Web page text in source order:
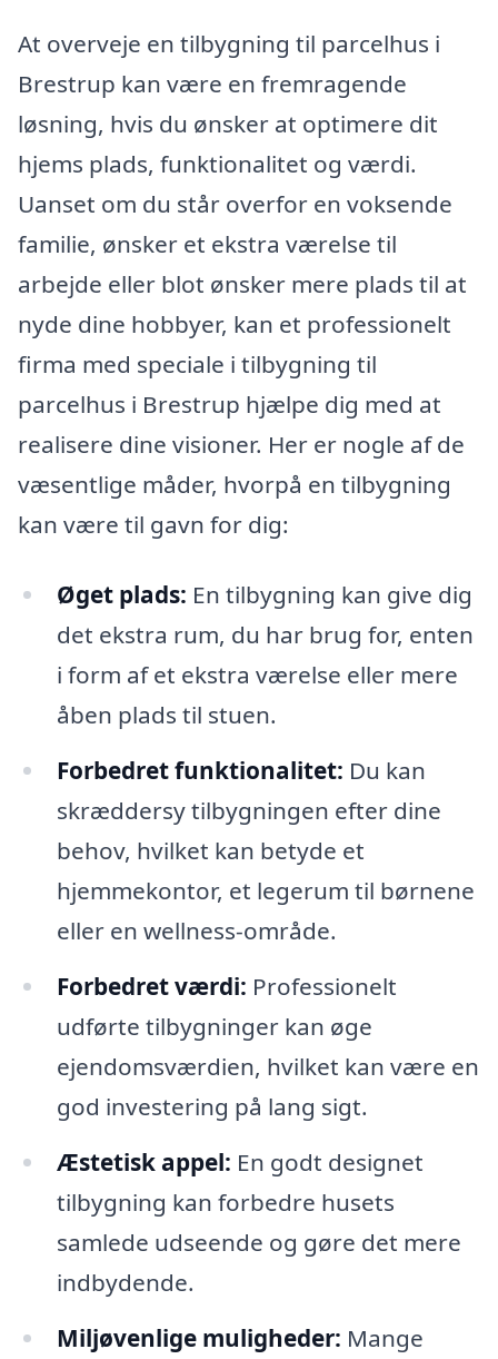
At overveje en tilbygning til parcelhus i
Brestrup kan være en fremragende
løsning, hvis du ønsker at optimere dit
hjems plads, funktionalitet og værdi.
Uanset om du står overfor en voksende
familie, ønsker et ekstra værelse til
arbejde eller blot ønsker mere plads til at
nyde dine hobbyer, kan et professionelt
firma med speciale i tilbygning til
parcelhus i Brestrup hjælpe dig med at
realisere dine visioner. Her er nogle af de
væsentlige måder, hvorpå en tilbygning
kan være til gavn for dig:
Øget plads: En tilbygning kan give dig
det ekstra rum, du har brug for, enten
i form af et ekstra værelse eller mere
åben plads til stuen.
Forbedret funktionalitet: Du kan
skræddersy tilbygningen efter dine
behov, hvilket kan betyde et
hjemmekontor, et legerum til børnene
eller en wellness-område.
Forbedret værdi: Professionelt
udførte tilbygninger kan øge
ejendomsværdien, hvilket kan være en
god investering på lang sigt.
Æstetisk appel: En godt designet
tilbygning kan forbedre husets
samlede udseende og gøre det mere
indbydende.
Miljøvenlige muligheder: Mange